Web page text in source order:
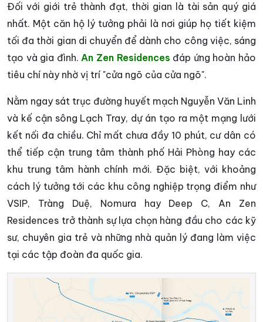
Đối với giới trẻ thành đạt, thời gian là tài sản quý giá
nhất. Một căn hộ lý tưởng phải là nơi giúp họ tiết kiệm
tối đa thời gian di chuyển để dành cho công việc, sáng
tạo và gia đình.An Zen Residences đáp ứng hoàn hảo
tiêu chí này nhờ vị trí "cửa ngõ của cửa ngõ".
Nằm ngay sát trục đường huyết mạch Nguyễn Văn Linh
và kế cận sông Lạch Tray, dự án tạo ra một mạng lưới
kết nối đa chiều. Chỉ mất chưa đầy 10 phút, cư dân có
thể tiếp cận trung tâm thành phố Hải Phòng hay các
khu trung tâm hành chính mới. Đặc biệt, với khoảng
cách lý tưởng tới các khu công nghiệp trọng điểm như
VSIP, Tràng Duệ, Nomura hay Deep C, An Zen
Residences trở thành sự lựa chọn hàng đầu cho các kỹ
sư, chuyên gia trẻ và những nhà quản lý đang làm việc
tại các tập đoàn đa quốc gia.